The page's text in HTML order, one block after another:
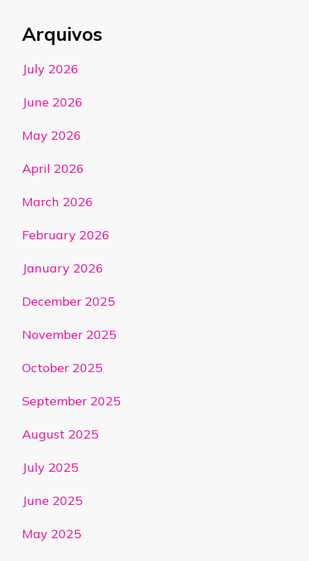
Arquivos
July 2026
June 2026
May 2026
April 2026
March 2026
February 2026
January 2026
December 2025
November 2025
October 2025
September 2025
August 2025
July 2025
June 2025
May 2025